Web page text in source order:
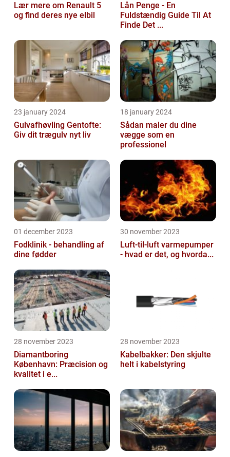
Lær mere om Renault 5
og find deres nye elbil
Lån Penge - En
Fuldstændig Guide Til At
Finde Det ...
23 january 2024
Gulvafhøvling Gentofte:
Giv dit trægulv nyt liv
18 january 2024
Sådan maler du dine
vægge som en
professionel
01 december 2023
Fodklinik - behandling af
dine fødder
30 november 2023
Luft-til-luft varmepumper
- hvad er det, og hvorda...
28 november 2023
Diamantboring
København: Præcision og
kvalitet i e...
28 november 2023
Kabelbakker: Den skjulte
helt i kabelstyring